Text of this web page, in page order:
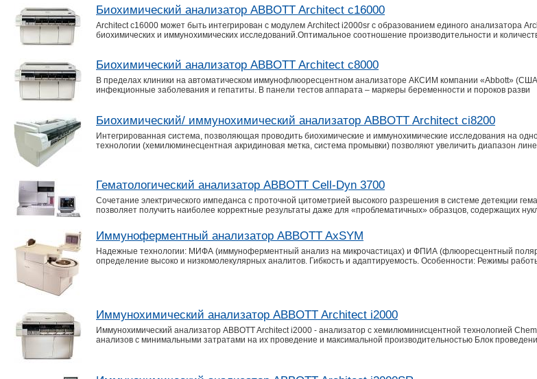
Биохимический анализатор ABBOTT Architect c16000
Architect c16000 может быть интегрирован с модулем Architect i2000sr с образованием единого анализатора
биохимических и иммунохимических исследований.Оптимальное соотношение производительности и
Биохимический анализатор ABBOTT Architect c8000
В пределах клиники на автоматическом иммунофлюоресцентном анализаторе АКСИМ компании «Abbott»
инфекционные заболевания и гепатиты. В панели тестов аппарата – маркеры беременности и пороков разви
Биохимический/ иммунохимический анализатор ABBOTT Architect ci8200
Интегрированная система, позволяющая проводить биохимические и иммунохимические исследования на
технологии (хемилюминесцентная акридиновая метка, система промывки) позволяют увеличить диапазон
Гематологический анализатор ABBOTT Cell-Dyn 3700
Сочетание электрического импеданса с проточной цитометрией высокого разрешения в системе детекции
позволяет получить наиболее корректные результаты даже для «проблематичных» образцов, содержащих
Иммуноферментный анализатор ABBOTT AxSYM
Надежные технологии: МИФА (иммуноферментный анализ на микрочастицах) и ФПИА (флюоресцентный
определение высоко и низкомолекулярных аналитов. Гибкость и адаптируемость. Особенности: Режимы
Иммунохимический анализатор ABBOTT Architect i2000
Иммунохимический анализатор ABBOTT Architect i2000 - анализатор с хемилюминисцентной технологией
анализов с минимальными затратами на их проведение и максимальной производительностью Блок